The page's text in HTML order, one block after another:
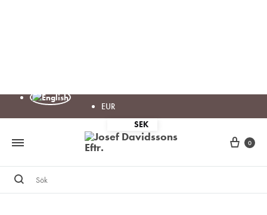
EUR
SEK
Cart
0
Sök